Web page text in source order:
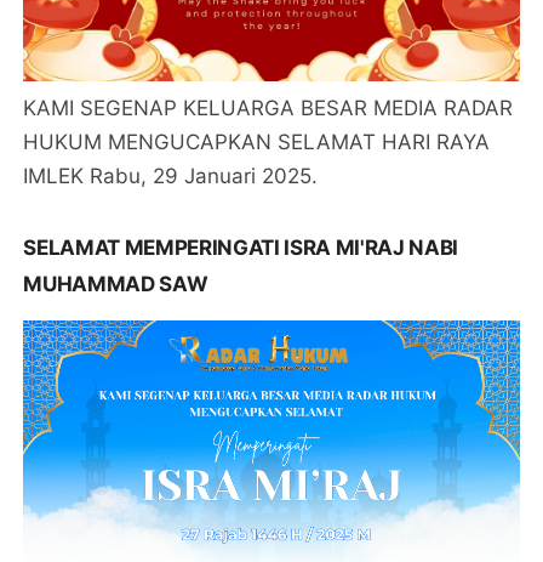
KAMI SEGENAP KELUARGA BESAR MEDIA RADAR
HUKUM MENGUCAPKAN SELAMAT HARI RAYA
IMLEK Rabu, 29 Januari 2025.
SELAMAT MEMPERINGATI ISRA MI'RAJ NABI
MUHAMMAD SAW